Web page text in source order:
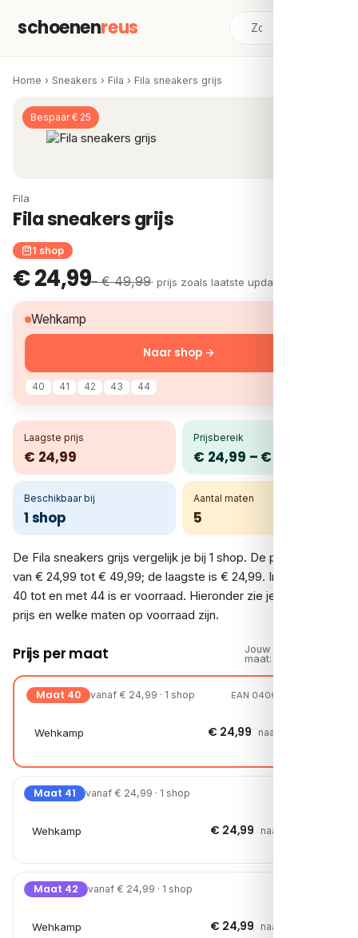
schoenenreus
Home › Sneakers › Fila › Fila sneakers grijs
Bespaar € 25
Fila
Fila sneakers grijs
1 shop
€ 24,99– € 49,99· prijs zoals laatste update
Wehkamp
40 41 42 43 44
Naar shop →
Laagste prijs
€ 24,99
Prijsbereik
€ 24,99 – € 49,99
Beschikbaar bij
1 shop
Aantal maten
5
De Fila sneakers grijs vergelijk je bij 1 shop. De prijzen lopen
van € 24,99 tot € 49,99; de laagste is € 24,99. In de maten
40 tot en met 44 is er voorraad. Hieronder zie je per shop de
prijs en welke maten op voorraad zijn.
Prijs per maat
Jouw
maat:
Maat 40 vanaf € 24,99 · 1 shop EAN 04067797165455
Wehkamp € 24,99 naar shop →
Maat 41 vanaf € 24,99 · 1 shop
Wehkamp € 24,99 naar shop →
Maat 42 vanaf € 24,99 · 1 shop
Wehkamp € 24,99 naar shop →